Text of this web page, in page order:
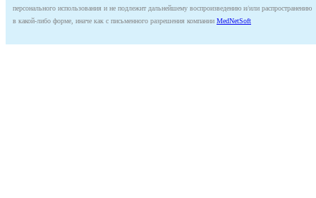
персонального использования и не подлежит дальнейшему воспроизведению и/или распространению
в какой-либо форме, иначе как с письменного разрешения компании MedNetSoft